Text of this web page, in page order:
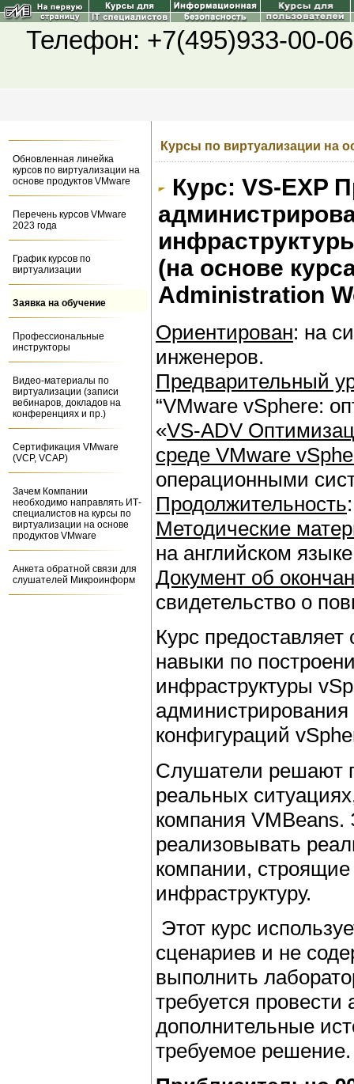
Телефон: +7(495)933-00-
Обновленная линейка
курсов по виртуализации на
основе продуктов VMware
Перечень курсов VMware
2023 года
График курсов по
виртуализации
Заявка на обучение
Профессиональные
инструкторы
Видео-материалы по
виртуализации (записи
вебинаров, докладов на
конференциях и пр.)
Сертификация VMware
(VCP, VCAP)
Зачем Компании
необходимо направлять ИТ-
специалистов на курсы по
виртуализации на основе
продуктов VMware
Анкета обратной связи для
слушателей Микроинформ
Курсы по виртуализации на
Курс: VS-EXP
(на основе
Administration
Ориентирован: на
инженеров.
Предварительный
“VMware vSphere:
«VS-ADV
среде VMware
операционными
Продолжительность
Методические
на английском
Документ об
свидетельство о
Курс
навыки по
инфраструктуры
конфигураций
Слушатели решают
реальных
компания
реализовывать
компании,
инфраструктуру.
Этот курс
сценариев и не
выполнить
требуется
дополнительные
требуемое решение.